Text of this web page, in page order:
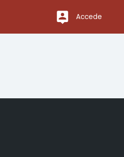
Accede